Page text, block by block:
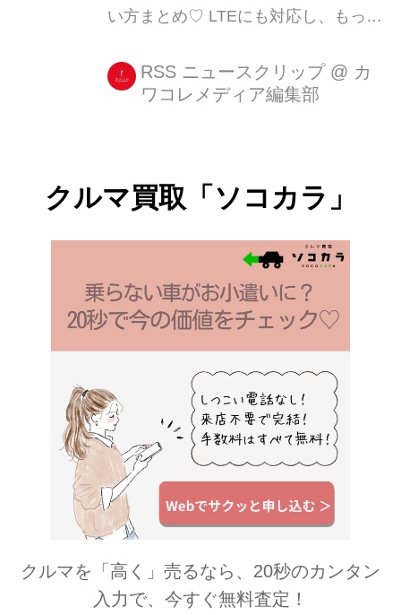
い方まとめ♡ LTEにも対応し、もっと
が、買う前に使い方をある程度知って
おきたい。もしくは使っているけれど
RSS ニュースクリップ @ カ
ワコレメディア編集部
クルマ買取「ソコカラ」
クルマを「高く」売るなら、20秒のカンタン
入力で、今すぐ無料査定！